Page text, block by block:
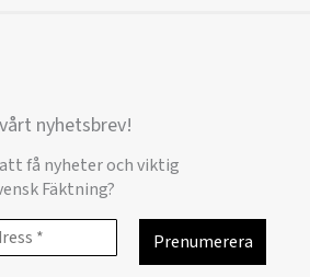
nyhetsbrev!
få nyheter och viktig
Fäktning?